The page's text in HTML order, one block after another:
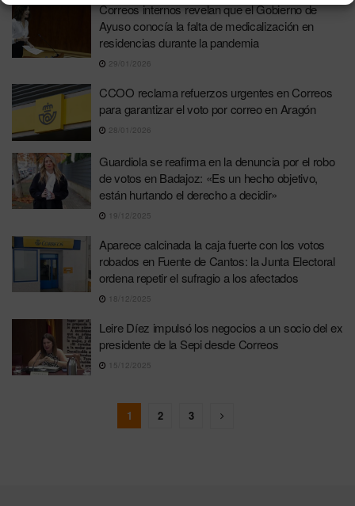
Correos internos revelan que el Gobierno de
Ayuso conocía la falta de medicalización en
residencias durante la pandemia
29/01/2026
CCOO reclama refuerzos urgentes en Correos
para garantizar el voto por correo en Aragón
28/01/2026
Guardiola se reafirma en la denuncia por el robo
de votos en Badajoz: «Es un hecho objetivo,
están hurtando el derecho a decidir»
19/12/2025
Aparece calcinada la caja fuerte con los votos
robados en Fuente de Cantos: la Junta Electoral
ordena repetir el sufragio a los afectados
18/12/2025
Leire Díez impulsó los negocios a un socio del ex
presidente de la Sepi desde Correos
15/12/2025
1 2 3